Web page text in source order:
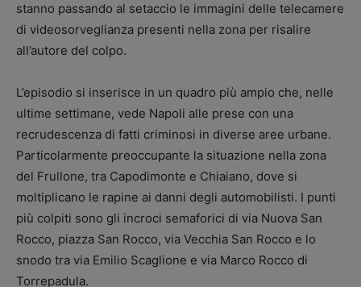
stanno passando al setaccio le immagini delle telecamere
di videosorveglianza presenti nella zona per risalire
all’autore del colpo.
L’episodio si inserisce in un quadro più ampio che, nelle
ultime settimane, vede Napoli alle prese con una
recrudescenza di fatti criminosi in diverse aree urbane.
Particolarmente preoccupante la situazione nella zona
del Frullone, tra Capodimonte e Chiaiano, dove si
moltiplicano le rapine ai danni degli automobilisti. I punti
più colpiti sono gli incroci semaforici di via Nuova San
Rocco, piazza San Rocco, via Vecchia San Rocco e lo
snodo tra via Emilio Scaglione e via Marco Rocco di
Torrepadula.